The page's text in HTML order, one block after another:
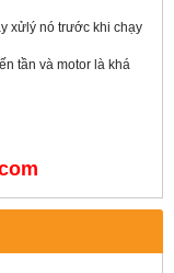
xửlý nó trước khi chạy
tần và motor là khá